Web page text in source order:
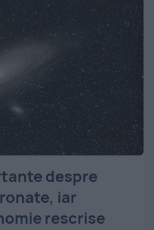
despre
iar
rescrise